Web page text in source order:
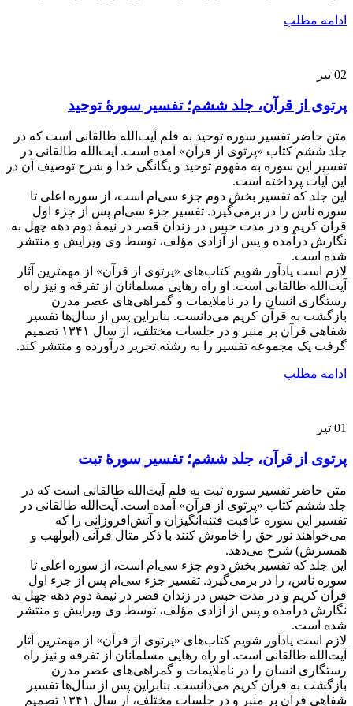
ادامه مطلب
02 تیر
پرتوی از قرآن، جلد ششم؛ تفسیر سورۀ توحید
متن حاضر تفسیر سوره توحید به قلم آیت‌الله طالقانی است که در
جلد ششم کتاب «پرتوی از قرآن» آمده است. آیت‌الله طالقانی در
تفسیر این سوره به مفهوم توحید و یگانگی خدا و شرح توصیف آن در
این آیات پرداخته است.
این جلد که تفسیر بخش دوم جزء سی‌ام است، از سوره اعلی تا
سوره ناس را در برمی‌گیرد. تفسیر جزء سی‌ام پس از جزء اول
قرآن کریم و در مدت حبس در زندان قصر در نیمۀ دوم دهه چهل به
نگارش درآمده و پس از آزادی مؤلف، توسط وی ویرایش و منتشر
شده است.
لازم است یادآور شویم کتاب‌های «پرتوی از قرآن» از مهمترین آثار
آیت‌الله طالقانی است. او راه رهایی مسلمانان از تفرقه و نیز راه
رستگاری انسان را در ناملایمات و گمراهی‌های عصر مدرن
بازگشت به قرآن کریم می‌دانست. بنابراین پس از سال‌ها تفسیر
شفاهی قرآن بر منبر و در جلسات مختلف، از سال ۱۳۴۱ تصمیم
گرفت یک مجموعه تفسیر را به رشته تحریر درآورده و منتشر کند.
ادامه مطلب
01 تیر
پرتوی از قرآن، جلد ششم؛ تفسیر سورۀ تبت
متن حاضر تفسیر سوره تبت به قلم آیت‌الله طالقانی است که در
جلد ششم کتاب «پرتوی از قرآن» آمده است. آیت‌الله طالقانی در
تفسیر این سوره عاقبت فتنه‌انگیزان و آتش‌افروزانی را که
می‌خواهند نور حق را خاموش کنند با ذکر مثال قرآنی (ابولهب و
همسرش) شرح می‌دهد.
این جلد که تفسیر بخش دوم جزء سی‌ام است، از سوره اعلی تا
سوره ناس، را در برمی‌گیرد. تفسیر جزء سی‌ام پس از جزء اول
قرآن کریم و در مدت حبس در زندان قصر در نیمۀ دوم دهه چهل به
نگارش درآمده و پس از آزادی مؤلف، توسط وی ویرایش و منتشر
شده است.
لازم است یادآور شویم کتاب‌های «پرتوی از قرآن» از مهمترین آثار
آیت‌الله طالقانی است. او راه رهایی مسلمانان از تفرقه و نیز راه
رستگاری انسان را در ناملایمات و گمراهی‌های عصر مدرن
بازگشت به قرآن کریم می‌دانست. بنابراین پس از سال‌ها تفسیر
شفاهی قرآن بر منبر و در جلسات مختلف، از سال ۱۳۴۱ تصمیم